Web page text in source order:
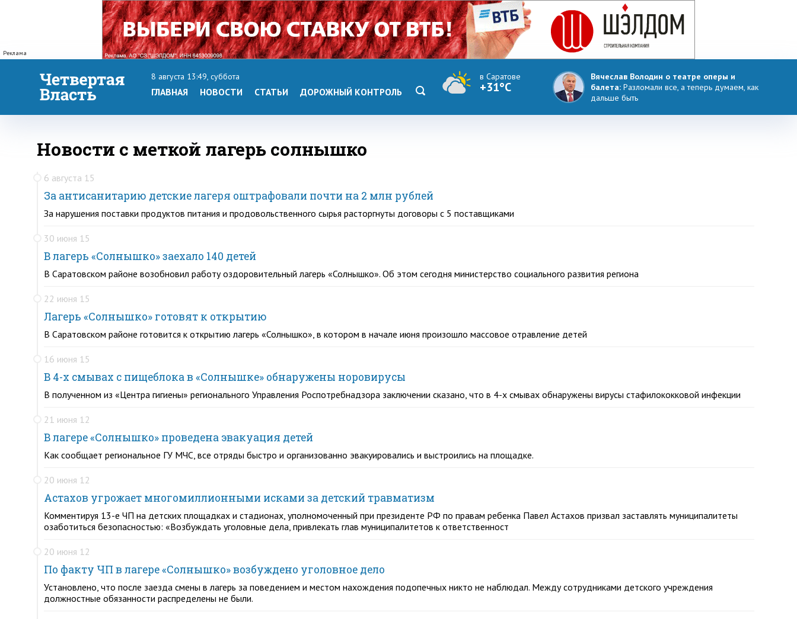
Реклама
8 августа 13:49, суббота
ГЛАВНАЯ НОВОСТИ СТАТЬИ ДОРОЖНЫЙ КОНТРОЛЬ
в Саратове
+31°C
Вячеслав Володин о театре оперы и
балета: Разломали все, а теперь думаем, как
дальше быть
Новости с меткой лагерь солнышко
6 августа 15
За антисанитарию детские лагеря оштрафовали почти на 2 млн рублей
За нарушения поставки продуктов питания и продовольственного сырья расторгнуты договоры с 5 поставщиками
30 июня 15
В лагерь «Солнышко» заехало 140 детей
В Саратовском районе возобновил работу оздоровительный лагерь «Солнышко». Об этом сегодня министерство социального развития региона
22 июня 15
Лагерь «Солнышко» готовят к открытию
В Саратовском районе готовится к открытию лагерь «Солнышко», в котором в начале июня произошло массовое отравление детей
16 июня 15
В 4-х смывах с пищеблока в «Солнышке» обнаружены норовирусы
В полученном из «Центра гигиены» регионального Управления Роспотребнадзора заключении сказано, что в 4-х смывах обнаружены вирусы стафилококковой инфекции
21 июня 12
В лагере «Солнышко» проведена эвакуация детей
Как сообщает региональное ГУ МЧС, все отряды быстро и организованно эвакуировались и выстроились на площадке.
20 июня 12
Астахов угрожает многомиллионными исками за детский травматизм
Комментируя 13-е ЧП на детских площадках и стадионах, уполномоченный при президенте РФ по правам ребенка Павел Астахов призвал заставлять муниципалитеты
озаботиться безопасностью: «Возбуждать уголовные дела, привлекать глав муниципалитетов к ответственност
20 июня 12
По факту ЧП в лагере «Солнышко» возбуждено уголовное дело
Установлено, что после заезда смены в лагерь за поведением и местом нахождения подопечных никто не наблюдал. Между сотрудниками детского учреждения
должностные обязанности распределены не были.